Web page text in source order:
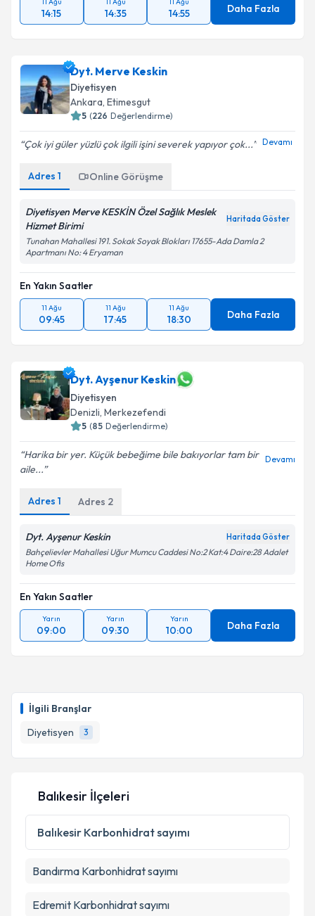
İlgili Branşlar
Diyetisyen
3
14:15 14:35 14:55 Daha Fazla
Dyt. Merve Keskin
Diyetisyen
Ankara, Etimesgut
5 (226 Değerlendirme)
Çok iyi güler yüzlü çok ilgili işini severek yapıyor çok... Devamı
Adres 1 Online Görüşme
Diyetisyen Merve KESKİN Özel Sağlık Meslek
Hizmet Birimi
Haritada Göster
Tunahan Mahallesi 191. Sokak Soyak Blokları 17655-Ada Damla 2
Apartmanı No: 4 Eryaman
En Yakın Saatler
11 Ağu
09:45
11 Ağu
17:45
11 Ağu
18:30 Daha Fazla
Dyt. Ayşenur Keskin
Diyetisyen
Denizli, Merkezefendi
5 (85 Değerlendirme)
Harika bir yer. Küçük bebeğime bile bakıyorlar tam bir
aile...
Devamı
Adres 1 Adres 2
Dyt. Ayşenur Keskin Haritada Göster
Bahçelievler Mahallesi Uğur Mumcu Caddesi No:2 Kat:4 Daire:28 Adalet
Home Ofis
En Yakın Saatler
Yarın
09:00
Yarın
09:30
Yarın
10:00 Daha Fazla
Balıkesir İlçeleri
Balıkesir Karbonhidrat sayımı
Bandırma Karbonhidrat sayımı
Edremit Karbonhidrat sayımı